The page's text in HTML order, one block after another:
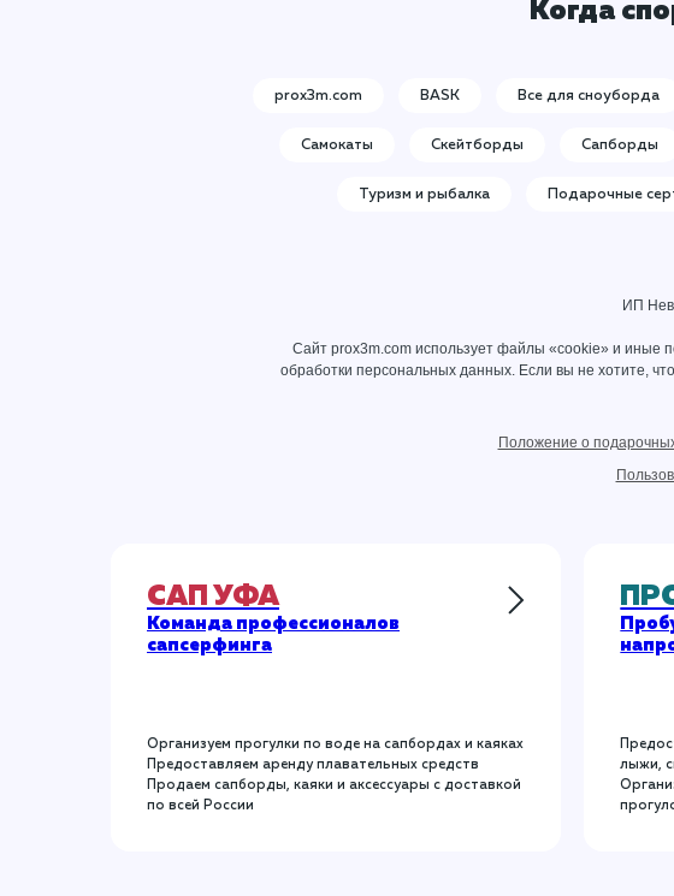
Когда
prox3m.com BASK Все для сноуборда
Самокаты Скейтборды Сапборды
Туризм и рыбалка Подарочные
ИП
Сайт prox3m.com использует файлы «cookie» и иные
обработки персональных данных. Если вы не хотите,
Положение о
САП УФА
Команда профессионалов
сапсерфинга
Организуем прогулки по воде на сапбордах и каяках
Предоставляем аренду плавательных средств
Продаем сапборды, каяки и аксессуары с доставкой
по всей России
лыжи,